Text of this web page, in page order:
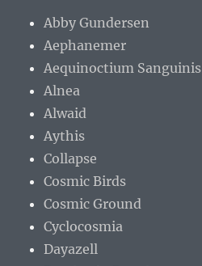
Abby Gundersen
Aephanemer
Aequinoctium Sanguinis
Alnea
Alwaid
Aythis
Collapse
Cosmic Birds
Cosmic Ground
Cyclocosmia
Dayazell